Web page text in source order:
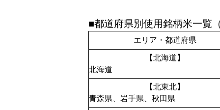
■都道府県別使用銘柄米一覧
エリア・都道府県
【北海道】
北海道
【北東北】
青森県、岩手県、秋田県